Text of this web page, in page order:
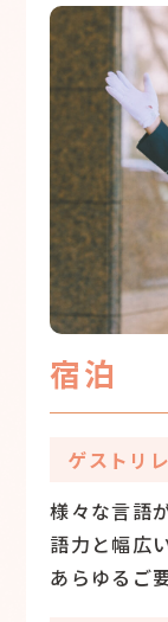
宿泊
ゲストリ
様々な言語
語力と幅広
あらゆるご